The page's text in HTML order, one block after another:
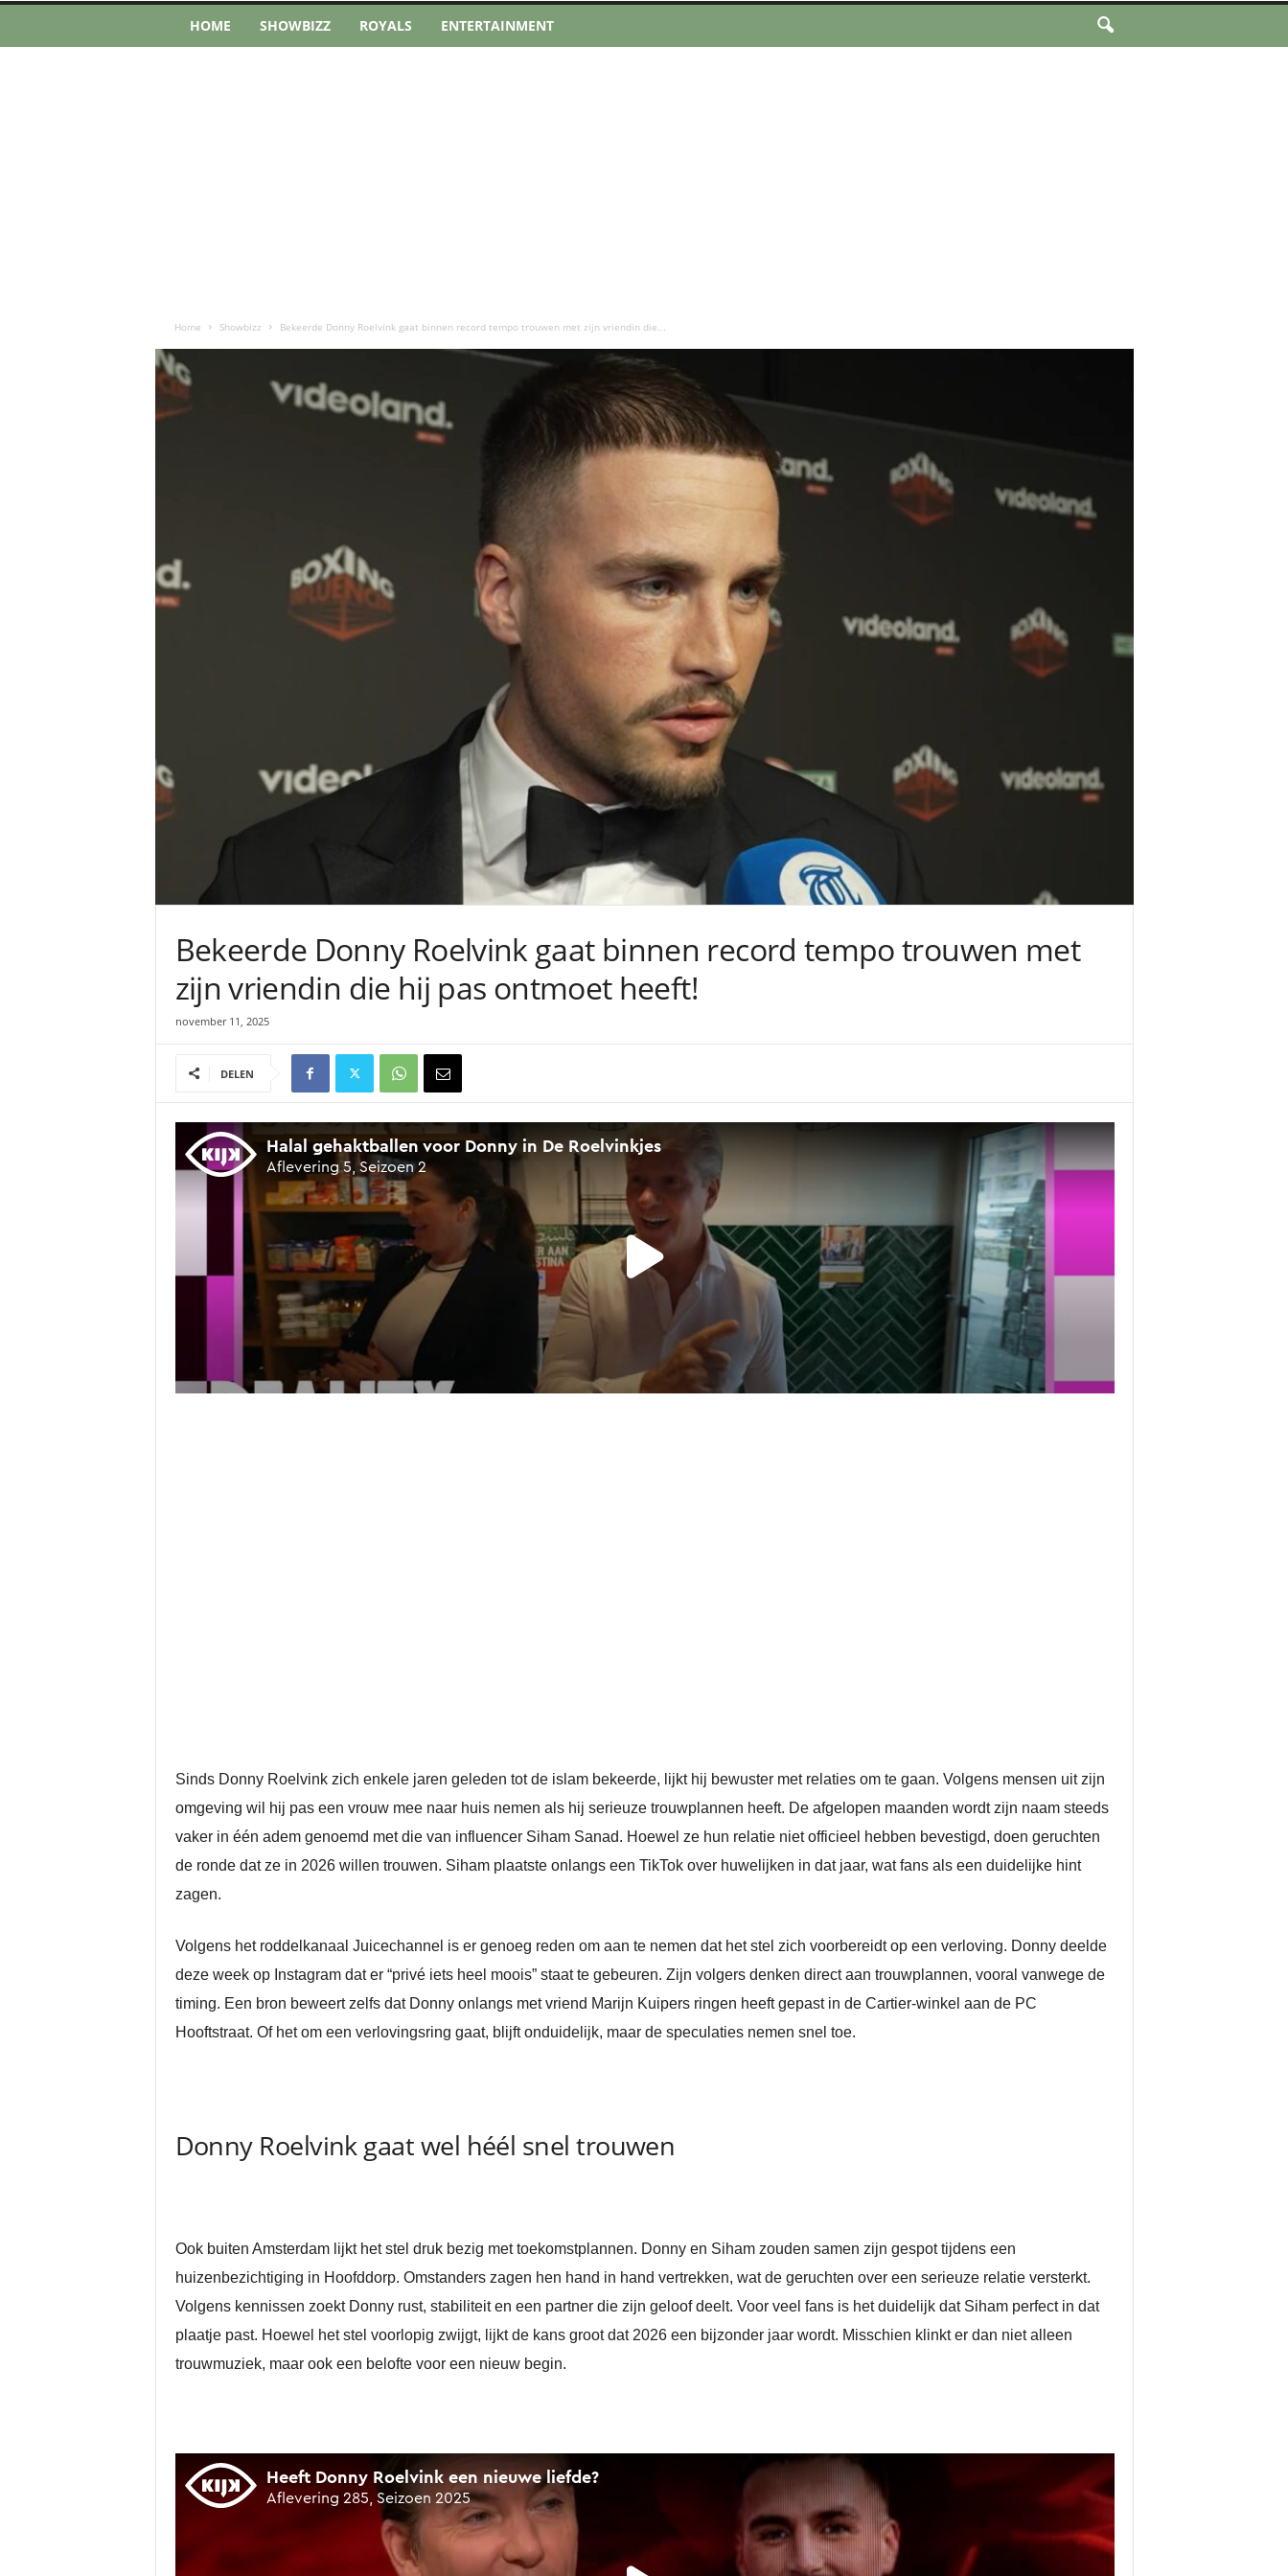
HOME SHOWBIZZ ROYALS ENTERTAINMENT
Home Showbizz Bekeerde Donny Roelvink gaat binnen record tempo trouwen met zijn vriendin die...
Bekeerde Donny Roelvink gaat binnen record tempo trouwen met
zijn vriendin die hij pas ontmoet heeft!
november 11, 2025
DELEN
Sinds Donny Roelvink zich enkele jaren geleden tot de islam bekeerde, lijkt hij bewuster met relaties om te gaan. Volgens mensen uit zijn
omgeving wil hij pas een vrouw mee naar huis nemen als hij serieuze trouwplannen heeft. De afgelopen maanden wordt zijn naam steeds
vaker in één adem genoemd met die van influencer Siham Sanad. Hoewel ze hun relatie niet officieel hebben bevestigd, doen geruchten
de ronde dat ze in 2026 willen trouwen. Siham plaatste onlangs een TikTok over huwelijken in dat jaar, wat fans als een duidelijke hint
zagen.
Volgens het roddelkanaal Juicechannel is er genoeg reden om aan te nemen dat het stel zich voorbereidt op een verloving. Donny deelde
deze week op Instagram dat er “privé iets heel moois” staat te gebeuren. Zijn volgers denken direct aan trouwplannen, vooral vanwege de
timing. Een bron beweert zelfs dat Donny onlangs met vriend Marijn Kuipers ringen heeft gepast in de Cartier-winkel aan de PC
Hooftstraat. Of het om een verlovingsring gaat, blijft onduidelijk, maar de speculaties nemen snel toe.
Donny Roelvink gaat wel héél snel trouwen
Ook buiten Amsterdam lijkt het stel druk bezig met toekomstplannen. Donny en Siham zouden samen zijn gespot tijdens een
huizenbezichtiging in Hoofddorp. Omstanders zagen hen hand in hand vertrekken, wat de geruchten over een serieuze relatie versterkt.
Volgens kennissen zoekt Donny rust, stabiliteit en een partner die zijn geloof deelt. Voor veel fans is het duidelijk dat Siham perfect in dat
plaatje past. Hoewel het stel voorlopig zwijgt, lijkt de kans groot dat 2026 een bijzonder jaar wordt. Misschien klinkt er dan niet alleen
trouwmuziek, maar ook een belofte voor een nieuw begin.